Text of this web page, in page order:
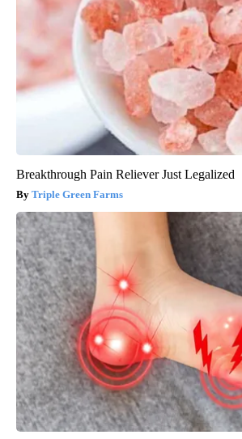
Breakthrough Pain Reliever Just Legalized
Triple Green Farms